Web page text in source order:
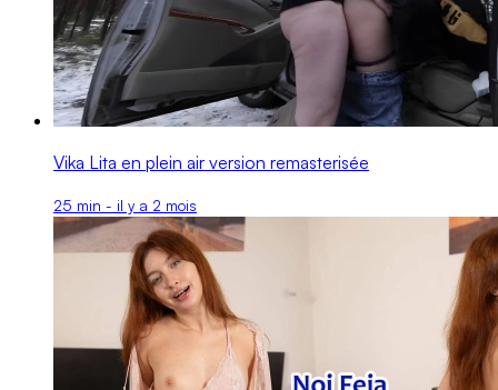
Vika Lita en plein air version remasterisée
25 min - il y a 2 mois